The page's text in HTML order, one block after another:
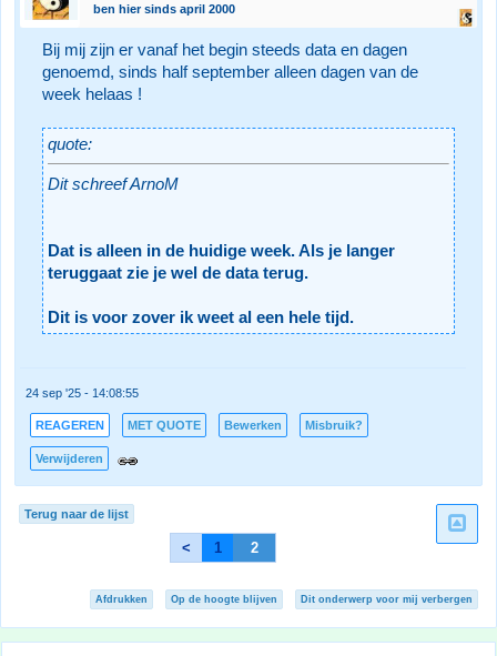
ben hier sinds april 2000
Bij mij zijn er vanaf het begin steeds data en dagen
genoemd, sinds half september alleen dagen van de
week helaas !
quote:
Dit schreef ArnoM
Dat is alleen in de huidige week. Als je langer
teruggaat zie je wel de data terug.
Dit is voor zover ik weet al een hele tijd.
24 sep '25 - 14:08:55
REAGEREN MET QUOTE Bewerken Misbruik?
Verwijderen
Terug naar de lijst
< 1 2
Afdrukken Op de hoogte blijven Dit onderwerp voor mij verbergen